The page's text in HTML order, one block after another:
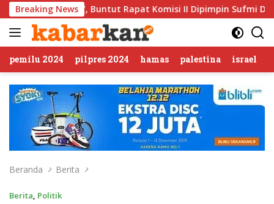
Langsung
ke
konten
Breaking News
Buntut Rapat Komisi II Dipimpin Sufmi Dasco Ahmad
pemilu 2024 pilpres 2024 hamas palestina israel
Beranda Berita
Berita, Politik